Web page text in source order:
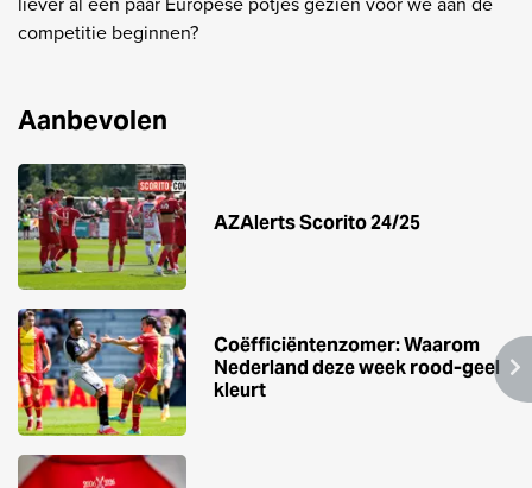
competitie beginnen?
Aanbevolen
AZAlerts Scorito 24/25
Coëfficiëntenzomer: Waarom
Nederland deze week rood-geel
kleurt